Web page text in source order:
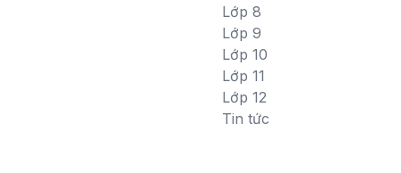
Lớp 8
Lớp 9
Lớp 10
Lớp 11
Lớp 12
Tin tức